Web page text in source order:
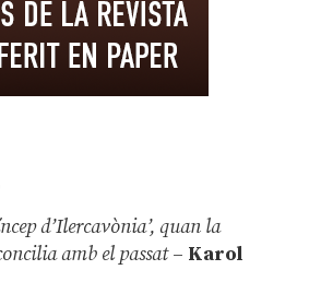
d’Ilercavònia’, quan la
amb el passat– Karol